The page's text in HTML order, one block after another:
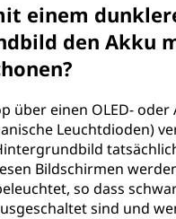
einem
den Akku
über einen OLED- oder
Leuchtdioden)
Bildschirmen
so dass
sind und